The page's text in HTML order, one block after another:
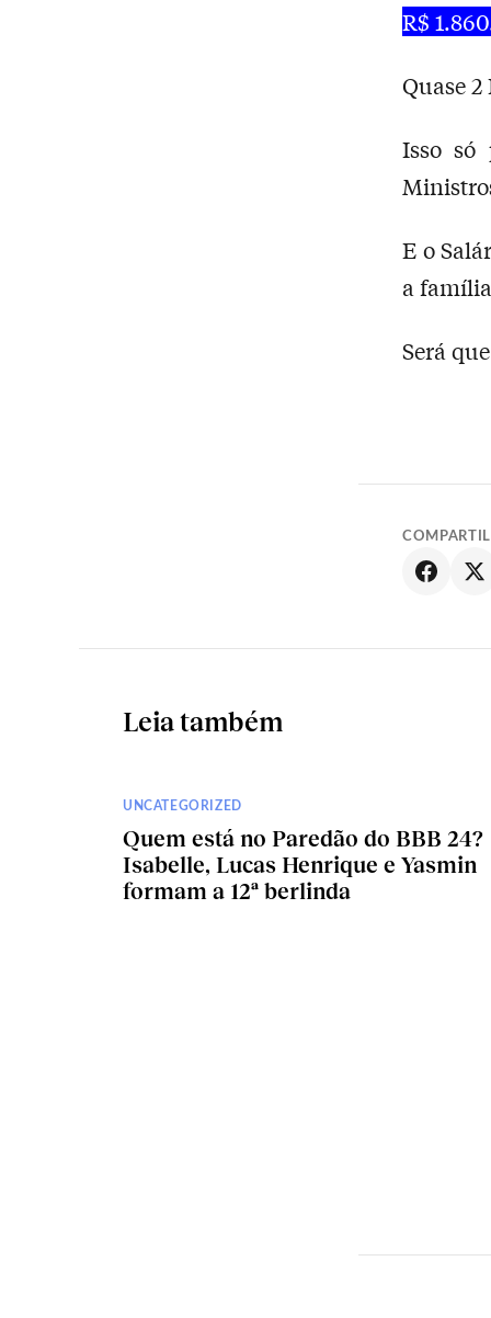
R$
Quase
Isso só
E o
a
Será
Leia também
UNCATEGORIZED
Quem está no Paredão do BBB 24?
Isabelle, Lucas Henrique e Yasmin
formam a 12ª berlinda